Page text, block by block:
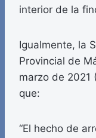
interior de la
Igualmente, la
Provincial de
marzo de 2021
que:
“El hecho de